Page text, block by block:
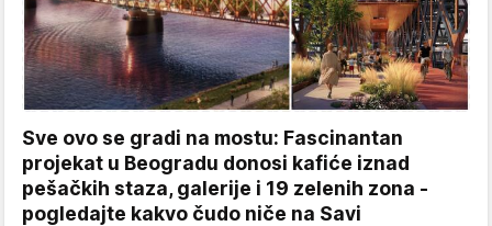
Sve ovo se gradi na mostu: Fascinantan
projekat u Beogradu donosi kafiće iznad
pešačkih staza, galerije i 19 zelenih zona -
pogledajte kakvo čudo niče na Savi